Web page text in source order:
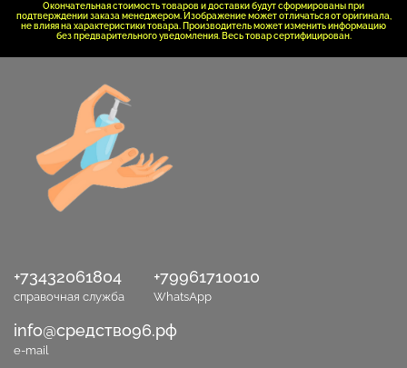
Окончательная стоимость товаров и доставки будут сформированы при
подтверждении заказа менеджером. Изображение может отличаться от оригинала,
не влияя на характеристики товара. Производитель может изменить информацию
без предварительного уведомления. Весь товар сертифицирован.
+73432061804
справочная служба
+79961710010
WhatsApp
info@средство96.рф
e-mail